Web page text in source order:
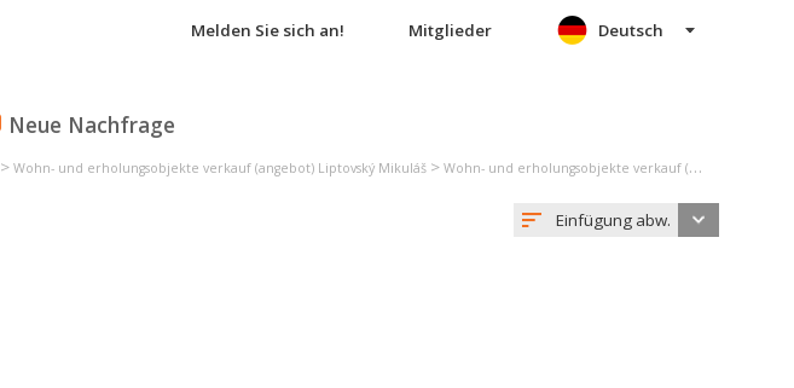
Melden Sie sich an! Mitglieder
Neue Nachfrage
Deutsch
> Wohn- und erholungsobjekte verkauf (angebot) Liptovský Mikuláš > Wohn- und erholungsobjekte verkauf (angebot) Veľké Borové
Einfügung abw.